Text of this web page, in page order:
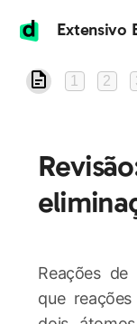
1 2
Reações
que